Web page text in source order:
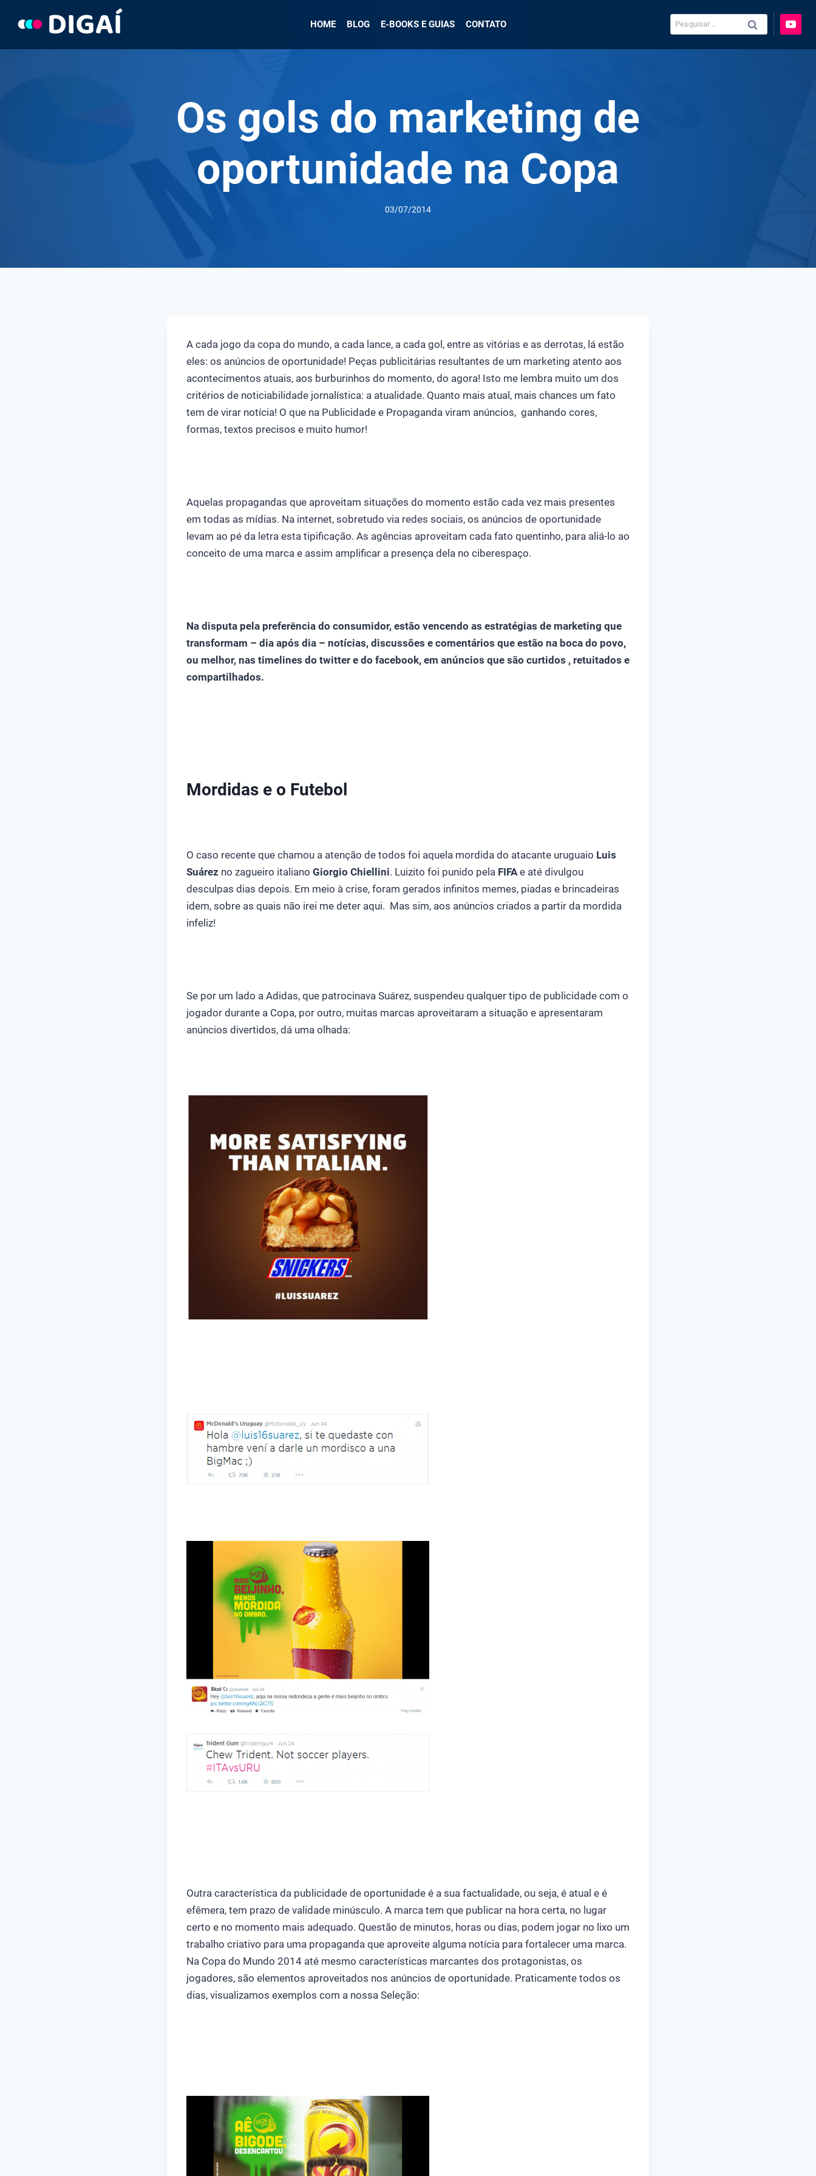
para
HOME BLOG E-BOOKS E GUIAS CONTATO
Pesquisar
por:
Os gols do marketing de
oportunidade na Copa
03/07/2014
A cada jogo da copa do mundo, a cada lance, a cada gol, entre as vitórias e as derrotas, lá estão
eles: os anúncios de oportunidade! Peças publicitárias resultantes de um marketing atento aos
acontecimentos atuais, aos burburinhos do momento, do agora! Isto me lembra muito um dos
critérios de noticiabilidade jornalística: a atualidade. Quanto mais atual, mais chances um fato
tem de virar notícia! O que na Publicidade e Propaganda viram anúncios, ganhando cores,
formas, textos precisos e muito humor!
Aquelas propagandas que aproveitam situações do momento estão cada vez mais presentes
em todas as mídias. Na internet, sobretudo via redes sociais, os anúncios de oportunidade
levam ao pé da letra esta tipificação. As agências aproveitam cada fato quentinho, para aliá-lo ao
conceito de uma marca e assim amplificar a presença dela no ciberespaço.
Na disputa pela preferência do consumidor, estão vencendo as estratégias de marketing que
transformam – dia após dia – notícias, discussões e comentários que estão na boca do povo,
ou melhor, nas timelines do twitter e do facebook, em anúncios que são curtidos , retuitados e
compartilhados.
Mordidas e o Futebol
O caso recente que chamou a atenção de todos foi aquela mordida do atacante uruguaio Luis
Suárez no zagueiro italiano Giorgio Chiellini. Luizito foi punido pela FIFAe até divulgou
desculpas dias depois. Em meio à crise, foram gerados infinitos memes, piadas e brincadeiras
idem, sobre as quais não irei me deter aqui. Mas sim, aos anúncios criados a partir da mordida
infeliz!
Se por um lado a Adidas, que patrocinava Suárez, suspendeu qualquer tipo de publicidade com o
jogador durante a Copa, por outro, muitas marcas aproveitaram a situação e apresentaram
anúncios divertidos, dá uma olhada:
Outra característica da publicidade de oportunidade é a sua factualidade, ou seja, é atual e é
efêmera, tem prazo de validade minúsculo. A marca tem que publicar na hora certa, no lugar
certo e no momento mais adequado. Questão de minutos, horas ou dias, podem jogar no lixo um
trabalho criativo para uma propaganda que aproveite alguma notícia para fortalecer uma marca.
Na Copa do Mundo 2014 até mesmo características marcantes dos protagonistas, os
jogadores, são elementos aproveitados nos anúncios de oportunidade. Praticamente todos os
dias, visualizamos exemplos com a nossa Seleção: